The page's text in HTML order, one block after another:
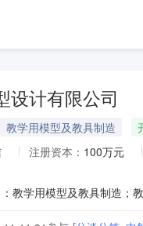
设计有限公司
教学用模型及教具制造
注册资本： 100万元